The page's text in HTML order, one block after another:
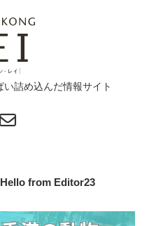
詰め込んだ情報サイト
物語／Hello from Editor23
from Editor23